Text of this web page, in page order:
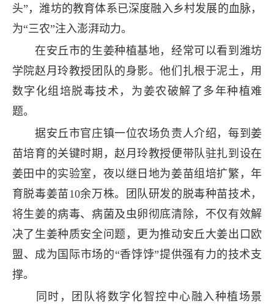
头”，潍坊的教育体系已深度融入乡村发展的血脉，
为“三农”注入澎湃动力。
在安丘市的生姜种植基地，经常可以看到潍坊
学院赵月玲教授团队的身影。他们扎根于泥土，用
数字化组培脱毒技术，为姜农破解了多年种植难
题。
据安丘市官庄镇一位农场负责人介绍，每到姜
苗培育的关键时期，赵月玲教授便带队驻扎到设在
姜田中的实验室，夜以继日地为姜苗组培扩繁，年
育脱毒姜苗10余万株。团队研发的脱毒种苗技术，
将生姜的病毒、病菌及虫卵彻底清除，不仅有效解
决了生姜种质安全问题，更为推动安丘大姜出口欧
盟、成为国际市场的“香饽饽”提供强有力的技术支
撑。
同时，团队将数字化智控中心融入种植场景